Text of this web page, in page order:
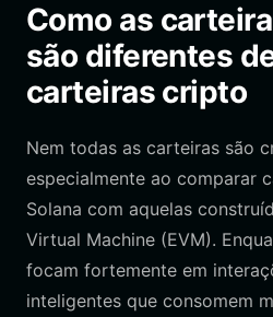
Como as
são diferentes
carteiras cripto
Nem todas as carteiras são
especialmente ao comparar
Solana com aquelas
Virtual Machine (EVM).
focam fortemente em
inteligentes que consomem